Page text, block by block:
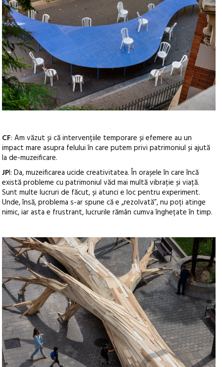
CF: Am văzut și că intervențiile temporare și efemere au un
impact mare asupra felului în care putem privi patrimoniul și ajută
la de-muzeificare.
JPI: Da, muzeificarea ucide creativitatea. În orașele în care încă
există probleme cu patrimoniul văd mai multă vibrație și viață.
Sunt multe lucruri de făcut, și atunci e loc pentru experiment.
Unde, însă, problema s-ar spune că e „rezolvată”, nu poți atinge
nimic, iar asta e frustrant, lucrurile rămân cumva înghețate în timp.